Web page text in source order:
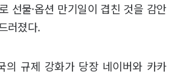
선물·옵션 만기일이 겹친 것을 감안
러졌다.
의 규제 강화가 당장 네이버와 카카